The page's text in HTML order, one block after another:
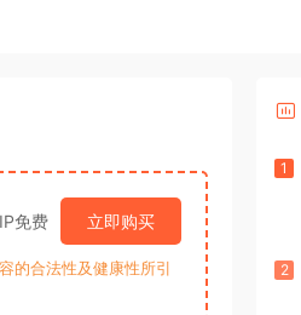
免费 立即购买
的合法性及健康性所引
1
2